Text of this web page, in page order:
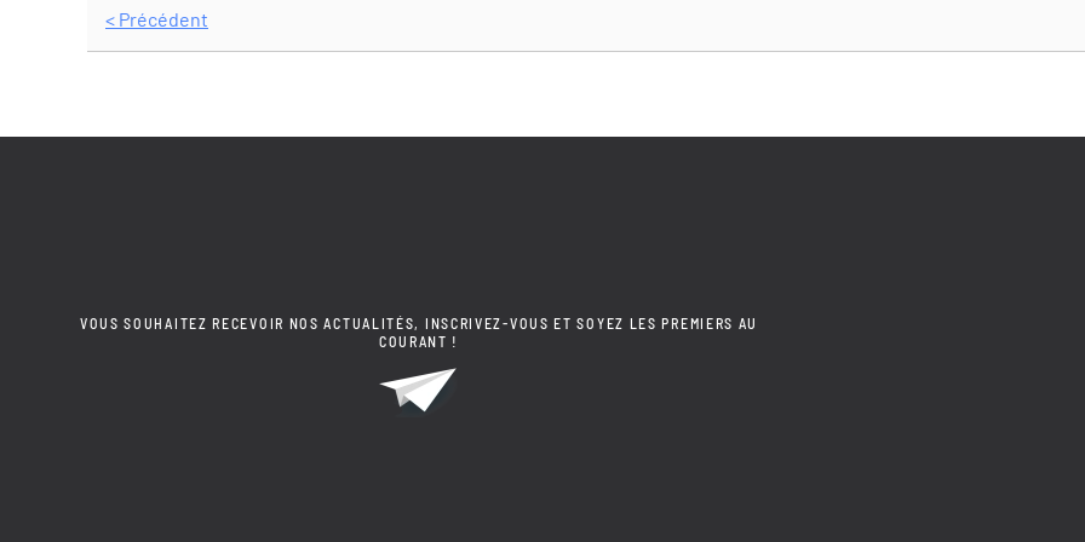
< Précédent
VOUS SOUHAITEZ RECEVOIR NOS ACTUALITÉS, INSCRIVEZ-VOUS ET SOYEZ LES PREMIERS AU
COURANT !